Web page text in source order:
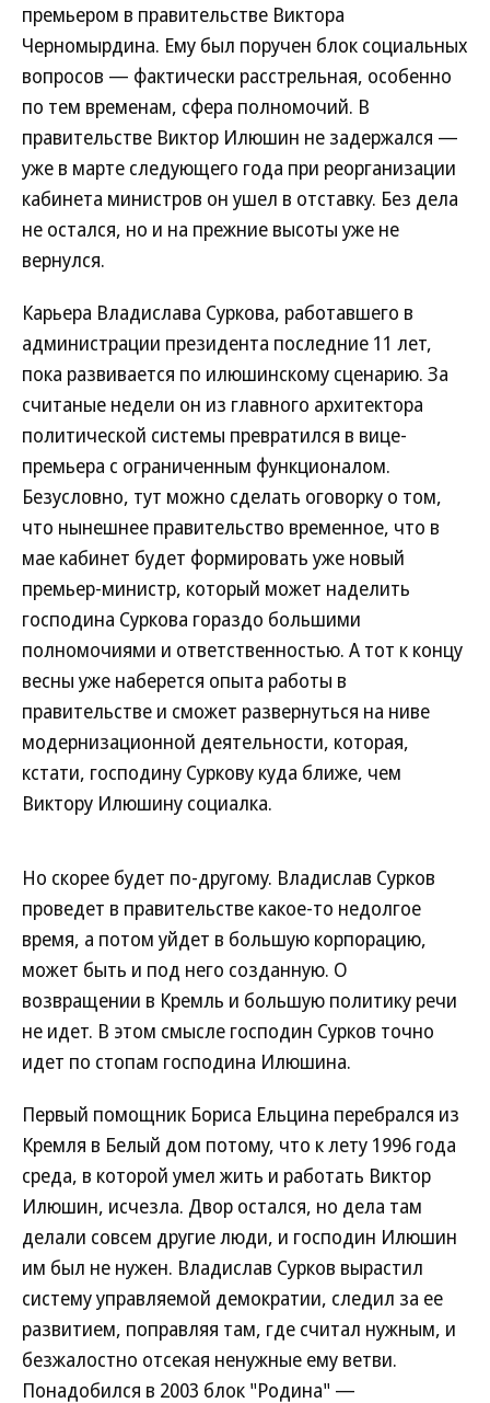
премьером в правительстве Виктора
Черномырдина. Ему был поручен блок социальных
вопросов — фактически расстрельная, особенно
по тем временам, сфера полномочий. В
правительстве Виктор Илюшин не задержался —
уже в марте следующего года при реорганизации
кабинета министров он ушел в отставку. Без дела
не остался, но и на прежние высоты уже не
вернулся.
Карьера Владислава Суркова, работавшего в
администрации президента последние 11 лет,
пока развивается по илюшинскому сценарию. За
считаные недели он из главного архитектора
политической системы превратился в вице-
премьера с ограниченным функционалом.
Безусловно, тут можно сделать оговорку о том,
что нынешнее правительство временное, что в
мае кабинет будет формировать уже новый
премьер-министр, который может наделить
господина Суркова гораздо большими
полномочиями и ответственностью. А тот к концу
весны уже наберется опыта работы в
правительстве и сможет развернуться на ниве
модернизационной деятельности, которая,
кстати, господину Суркову куда ближе, чем
Виктору Илюшину социалка.
Но скорее будет по-другому. Владислав Сурков
проведет в правительстве какое-то недолгое
время, а потом уйдет в большую корпорацию,
может быть и под него созданную. О
возвращении в Кремль и большую политику речи
не идет. В этом смысле господин Сурков точно
идет по стопам господина Илюшина.
Первый помощник Бориса Ельцина перебрался из
Кремля в Белый дом потому, что к лету 1996 года
среда, в которой умел жить и работать Виктор
Илюшин, исчезла. Двор остался, но дела там
делали совсем другие люди, и господин Илюшин
им был не нужен. Владислав Сурков вырастил
систему управляемой демократии, следил за ее
развитием, поправляя там, где считал нужным, и
безжалостно отсекая ненужные ему ветви.
Понадобился в 2003 блок "Родина" —